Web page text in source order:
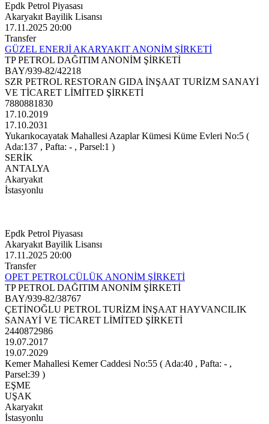
Epdk Petrol Piyasası
Akaryakıt Bayilik Lisansı
17.11.2025 20:00
Transfer
GÜZEL ENERJİ AKARYAKIT ANONİM ŞİRKETİ
TP PETROL DAĞITIM ANONİM ŞİRKETİ
BAY/939-82/42218
SZR PETROL RESTORAN GIDA İNŞAAT TURİZM SANAYİ
VE TİCARET LİMİTED ŞİRKETİ
7880881830
17.10.2019
17.10.2031
Yukarıkocayatak Mahallesi Azaplar Kümesi Küme Evleri No:5 (
Ada:137 , Pafta: - , Parsel:1 )
SERİK
ANTALYA
Akaryakıt
İstasyonlu
Epdk Petrol Piyasası
Akaryakıt Bayilik Lisansı
17.11.2025 20:00
Transfer
OPET PETROLCÜLÜK ANONİM ŞİRKETİ
TP PETROL DAĞITIM ANONİM ŞİRKETİ
BAY/939-82/38767
ÇETİNOĞLU PETROL TURİZM İNŞAAT HAYVANCILIK
SANAYİ VE TİCARET LİMİTED ŞİRKETİ
2440872986
19.07.2017
19.07.2029
Kemer Mahallesi Kemer Caddesi No:55 ( Ada:40 , Pafta: - ,
Parsel:39 )
EŞME
UŞAK
Akaryakıt
İstasyonlu